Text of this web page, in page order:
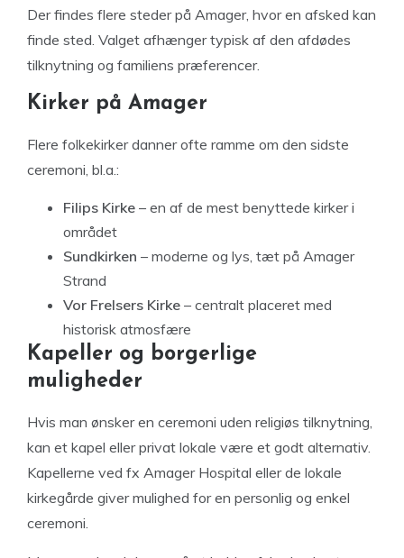
Der findes flere steder på Amager, hvor en afsked kan
finde sted. Valget afhænger typisk af den afdødes
tilknytning og familiens præferencer.
Kirker på Amager
Flere folkekirker danner ofte ramme om den sidste
ceremoni, bl.a.:
Filips Kirke – en af de mest benyttede kirker i
området
Sundkirken – moderne og lys, tæt på Amager
Strand
Vor Frelsers Kirke – centralt placeret med
historisk atmosfære
Kapeller og borgerlige
muligheder
Hvis man ønsker en ceremoni uden religiøs tilknytning,
kan et kapel eller privat lokale være et godt alternativ.
Kapellerne ved fx Amager Hospital eller de lokale
kirkegårde giver mulighed for en personlig og enkel
ceremoni.